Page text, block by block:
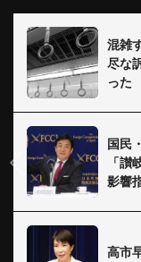
混雑
尽な
った
国民
「
影響
高市